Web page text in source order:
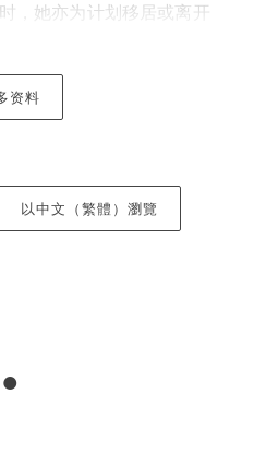
，她亦为计划移居或离开
外自愿披露或简化披露计
的持续营运提供咨询服
资料
以中文（繁體）瀏覽